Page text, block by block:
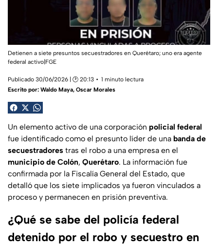
Detienen a siete presuntos secuestradores en Querétaro; uno era agente
federal activo|FGE
Publicado 30/06/2026 | 🕑 20:13
1 minuto lectura
Escrito por: Waldo Maya, Oscar Morales
Un elemento activo de una corporación policial federal
fue identificado como el presunto líder de una banda de
secuestradores tras el robo a una empresa en el
municipio de Colón, Querétaro. La información fue
confirmada por la Fiscalía General del Estado, que
detalló que los siete implicados ya fueron vinculados a
proceso y permanecen en prisión preventiva.
¿Qué se sabe del policía federal
detenido por el robo y secuestro en